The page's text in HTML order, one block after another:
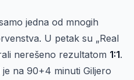
jedna od mnogih
U petak su „Real
nerešeno rezultatom 1:1.
je na 90+4 minuti Giljero